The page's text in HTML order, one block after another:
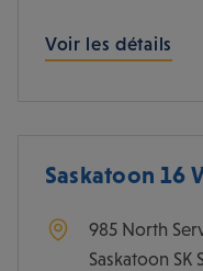
Voir les détails
Saskatoon 16
985 North
Saskatoon SK